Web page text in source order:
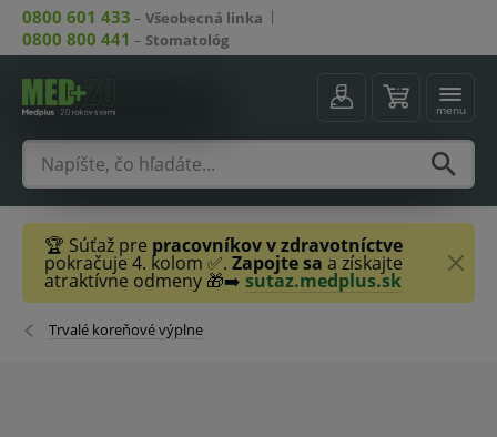
0800 601 433 – Všeobecná linka
0800 800 441 – Stomatológ
menu
🏆 Súťaž pre pracovníkov v zdravotníctve
pokračuje 4. kolom ✅. Zapojte sa a získajte
atraktívne odmeny 🎁➡️ sutaz.medplus.sk
Trvalé koreňové výplne